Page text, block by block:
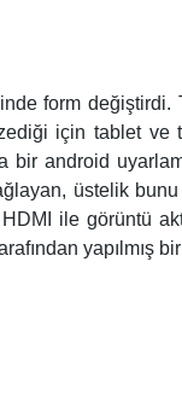
form
için tablet ve
bir android
üstelik
ile görüntü
yapılmış